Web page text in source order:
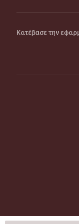
Κατέβασε την